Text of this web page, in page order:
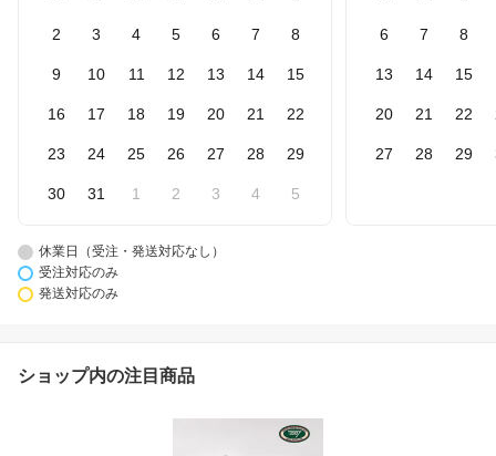
2 3 4 5 6 7 8
9 10 11 12 13 14 15
16 17 18 19 20 21 22
23 24 25 26 27 28 29
30 31 1 2 3 4 5
6 7 8
13 14 15
20 21 22
27 28 29
休業日（受注・発送対応なし）
受注対応のみ
発送対応のみ
ショップ内の注目商品